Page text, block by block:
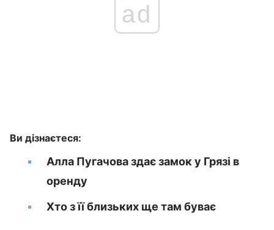
ad
Ви дізнаєтеся:
Алла Пугачова здає замок у Грязі в
оренду
Хто з її близьких ще там буває